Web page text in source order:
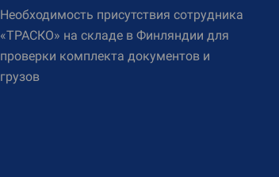
Необходимость присутствия сотрудника
«ТРАСКО» на складе в Финляндии для
проверки комплекта документов и
грузов